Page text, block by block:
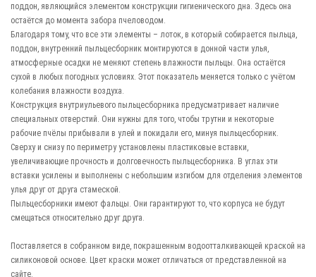
поддон, являющийся элементом конструкции гигиенического дна. Здесь она
остаётся до момента забора пчеловодом.
Благодаря тому, что все эти элементы – лоток, в который собирается пыльца,
поддон, внутренний пыльцесборник монтируются в донной части улья,
атмосферные осадки не меняют степень влажности пыльцы. Она остаётся
сухой в любых погодных условиях. Этот показатель меняется только с учётом
колебания влажности воздуха.
Конструкция внутриульевого пыльцесборника предусматривает наличие
специальных отверстий. Они нужны для того, чтобы трутни и некоторые
рабочие пчёлы прибывали в улей и покидали его, минуя пыльцесборник.
Сверху и снизу по периметру установлены пластиковые вставки,
увеличивающие прочность и долговечность пыльцесборника. В углах эти
вставки усилены и выполнены с небольшим изгибом для отделения элементов
улья друг от друга стамеской.
Пыльцесборники имеют фальцы. Они гарантируют то, что корпуса не будут
смещаться относительно друг друга.
Поставляется в собранном виде, покрашенным водоотталкивающей краской на
силиконовой основе. Цвет краски может отличаться от представленной на
сайте.